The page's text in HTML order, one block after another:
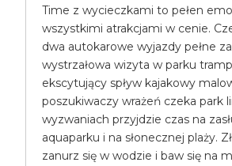
Time z wycieczkami to pełen
wszystkimi atrakcjami w cenie.
dwa autokarowe wyjazdy pełne
wystrzałowa wizyta w parku
ekscytujący spływ kajakowy
poszukiwaczy wrażeń czeka park
wyzwaniach przyjdzie czas na
aquaparku i na słonecznej plaży.
zanurz się w wodzie i baw się na